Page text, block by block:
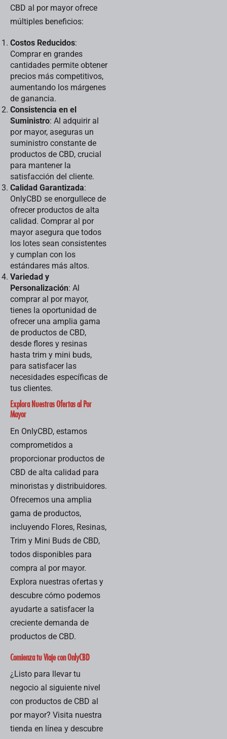
CBD al por mayor ofrece
múltiples beneficios:
Costos Reducidos:
Comprar en grandes
cantidades permite obtener
precios más competitivos,
aumentando los márgenes
de ganancia.
Consistencia en el
Suministro: Al adquirir al
por mayor, aseguras un
suministro constante de
productos de CBD, crucial
para mantener la
satisfacción del cliente.
Calidad Garantizada:
OnlyCBD se enorgullece de
ofrecer productos de alta
calidad. Comprar al por
mayor asegura que todos
los lotes sean consistentes
y cumplan con los
estándares más altos.
Variedad y
Personalización: Al
comprar al por mayor,
tienes la oportunidad de
ofrecer una amplia gama
de productos de CBD,
desde flores y resinas
hasta trim y mini buds,
para satisfacer las
necesidades específicas de
tus clientes.
Explora Nuestras Ofertas al Por
Mayor
En OnlyCBD, estamos
comprometidos a
proporcionar productos de
CBD de alta calidad para
minoristas y distribuidores.
Ofrecemos una amplia
gama de productos,
incluyendo Flores, Resinas,
Trim y Mini Buds de CBD,
todos disponibles para
compra al por mayor.
Explora nuestras ofertas y
descubre cómo podemos
ayudarte a satisfacer la
creciente demanda de
productos de CBD.
Comienza tu Viaje con OnlyCBD
¿Listo para llevar tu
negocio al siguiente nivel
con productos de CBD al
por mayor? Visita nuestra
tienda en línea y descubre